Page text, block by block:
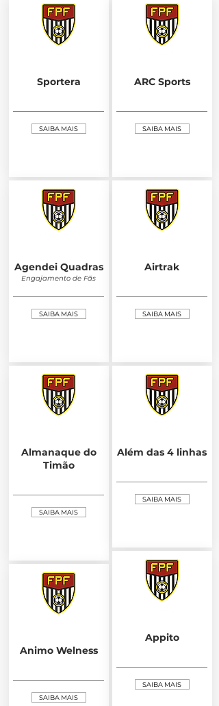
Sportera
SAIBA MAIS
Agendei Quadras
Engajamento de Fãs
SAIBA MAIS
Almanaque do
Timão
SAIBA MAIS
Animo Welness
SAIBA MAIS
ARC Sports
SAIBA MAIS
Airtrak
SAIBA MAIS
Além das 4 linhas
SAIBA MAIS
Appito
SAIBA MAIS